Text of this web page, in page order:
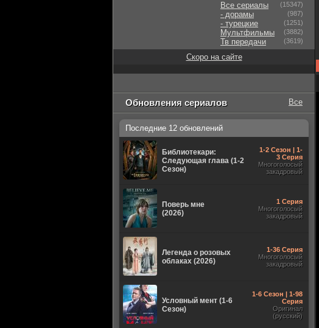
Все сериалы (15347)
- дорамы (987)
- турецкие (1251)
Мультфильмы (3882)
Тв передачи (3619)
Скоро на сайте
Обновления сериалов Все
Последние 12 обновлений
Библиотекари:
Следующая глава (1-2
Сезон)
1-2 Сезон | 1-
3 Серия
Многоголосый
закадровый
Поверь мне
(2026)
1 Серия
Многоголосый
закадровый
Легенда о розовых
облаках (2026)
1-36 Серия
Многоголосый
закадровый
Условный мент (1-6
Сезон)
1-6 Сезон | 1-98
Серия
Оригинал
(русский)